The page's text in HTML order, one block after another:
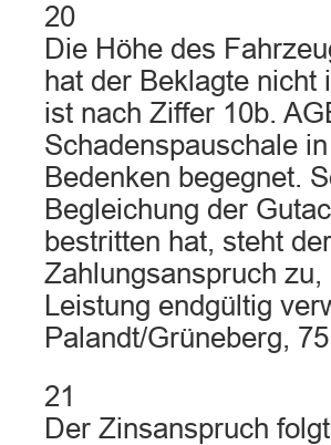
20
Die Höhe des
hat der Beklagte
ist nach Ziffer 10b.
Schadenspauschale
Bedenken begegnet.
Begleichung der
bestritten hat, steht
Zahlungsanspruch
Leistung endgültig
Palandt/Grüneberg,
21
Der Zinsanspruch